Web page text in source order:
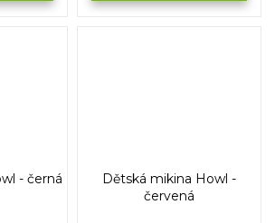
- černá
Dětská mikina Howl -
červená